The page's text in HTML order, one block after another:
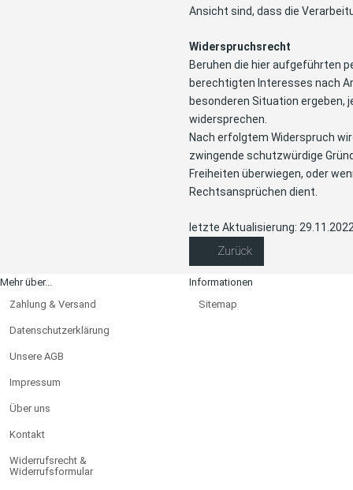
Ansicht sind, dass die
Widerspruchsrecht
Beruhen die hier aufgeführten
berechtigten Interesses nach
besonderen Situation ergeben,
widersprechen.
Nach erfolgtem Widerspruch
zwingende schutzwürdige
Freiheiten überwiegen, oder
Rechtsansprüchen dient.
letzte Aktualisierung:
Zurück
Mehr über...
Zahlung & Versand
Datenschutzerklärung
Unsere AGB
Impressum
Über uns
Kontakt
Widerrufsrecht &
Widerrufsformular
Informationen
Sitemap